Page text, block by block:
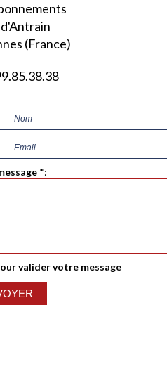
(France)
*:
valider votre message